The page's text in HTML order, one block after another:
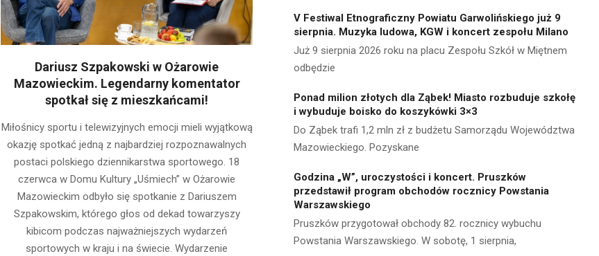
Dariusz Szpakowski w Ożarowie
Mazowieckim. Legendarny komentator
spotkał się z mieszkańcami!
06-
22
Miłośnicy sportu i telewizyjnych emocji mieli wyjątkową
okazję spotkać jedną z najbardziej rozpoznawalnych
postaci polskiego dziennikarstwa sportowego. 18
czerwca w Domu Kultury „Uśmiech” w Ożarowie
Mazowieckim odbyło się spotkanie z Dariuszem
Szpakowskim, którego głos od dekad towarzyszy
kibicom podczas najważniejszych wydarzeń
sportowych w kraju i na świecie. Wydarzenie
V Festiwal Etnograficzny Powiatu Garwolińskiego już 9
sierpnia. Muzyka ludowa, KGW i koncert zespołu Milano
Już 9 sierpnia 2026 roku na placu Zespołu Szkół w Miętnem
odbędzie
Ponad milion złotych dla Ząbek! Miasto rozbuduje szkołę
i wybuduje boisko do koszykówki 3×3
Do Ząbek trafi 1,2 mln zł z budżetu Samorządu Województwa
Mazowieckiego. Pozyskane
Godzina „W”, uroczystości i koncert. Pruszków
przedstawił program obchodów rocznicy Powstania
Warszawskiego
Pruszków przygotował obchody 82. rocznicy wybuchu
Powstania Warszawskiego. W sobotę, 1 sierpnia,